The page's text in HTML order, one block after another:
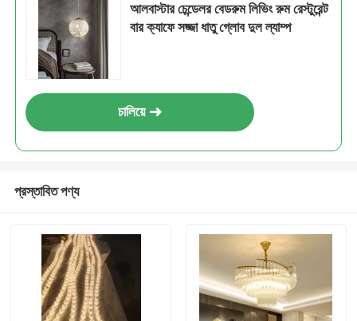
আলবাস্টার চেন্ডেলর বেডরুম লিভিং রুম রেস্টুরেন্ট
বার ক্যাফে সজ্জা ধাতু গ্লোব দুল ল্যাম্প
চালিয়ে
প্রস্তাবিত পণ্য